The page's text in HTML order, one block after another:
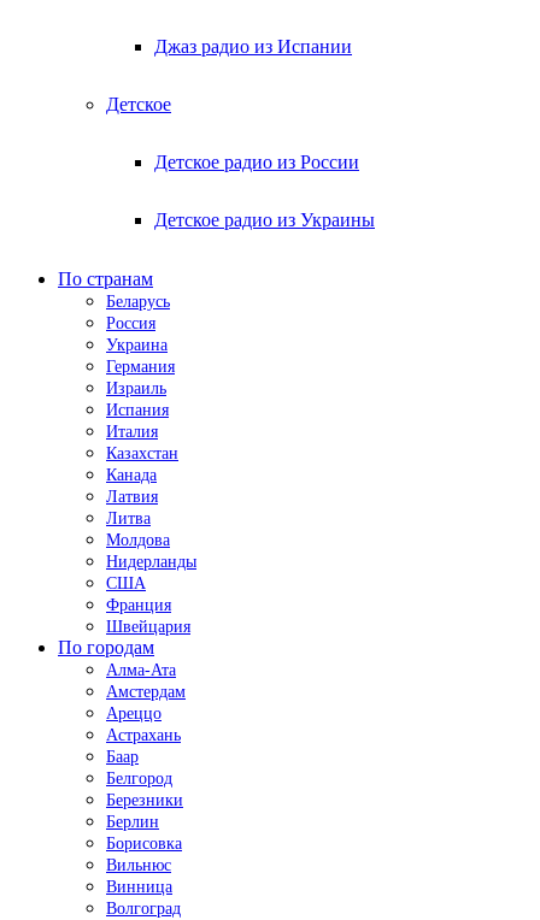
Джаз радио из Испании
Детское
Детское радио из России
Детское радио из Украины
По странам
Беларусь
Россия
Украина
Германия
Израиль
Испания
Италия
Казахстан
Канада
Латвия
Литва
Молдова
Нидерланды
США
Франция
Швейцария
По городам
Алма-Ата
Амстердам
Ареццо
Астрахань
Баар
Белгород
Березники
Берлин
Борисовка
Вильнюс
Винница
Волгоград